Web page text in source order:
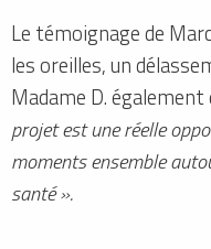
Le témoignage de
les oreilles, un
Madame D. également
projet est une réelle
moments ensemble
santé ».